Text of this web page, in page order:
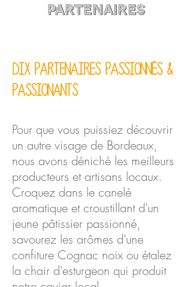
PARTENAIRES
dix partenaires passionnés &
passionants
Pour que vous puissiez découvrir
un autre visage de Bordeaux,
nous avons déniché les meilleurs
producteurs et artisans locaux.
Croquez dans le canelé
aromatique et croustillant d'un
jeune pâtissier passionné,
savourez les arômes d'une
confiture Cognac noix ou étalez
la chair d'esturgeon qui produit